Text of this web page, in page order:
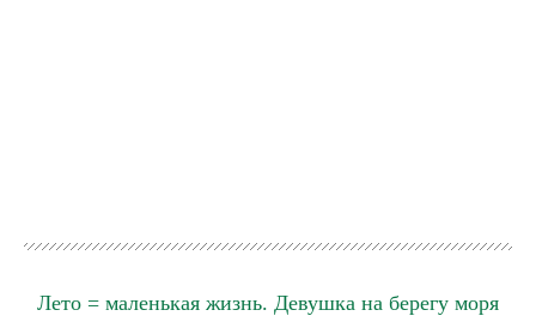
Лето = маленькая жизнь. Девушка на берегу моря